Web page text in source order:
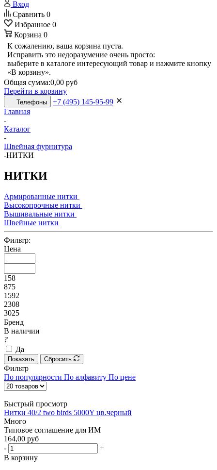
Вход
Сравнить 0
Избранное 0
Корзина 0
К сожалению, ваша корзина пуста.
Исправить это недоразумение очень просто:
выберите в каталоге интересующий товар и нажмите кнопку
«В корзину».
Общая сумма:0,00 руб
Перейти в корзину
Телефоны
+7 (495) 145-95-99
Главная
-
Каталог
-
Швейная фурнитура
-НИТКИ
НИТКИ
Армированные нитки
Высокопрочные нитки
Вышивальные нитки
Швейные нитки
Фильтр:
Цена
158
875
1592
2308
3025
Бренд
В наличии
?
Да
Показать Сбросить
Фильтр
По популярности По алфавиту По цене
Быстрый просмотр
Нитки 40/2 two birds 5000Y цв.черный
Много
Типовое соглашение для ИМ
164,00 руб
-
+
В корзину